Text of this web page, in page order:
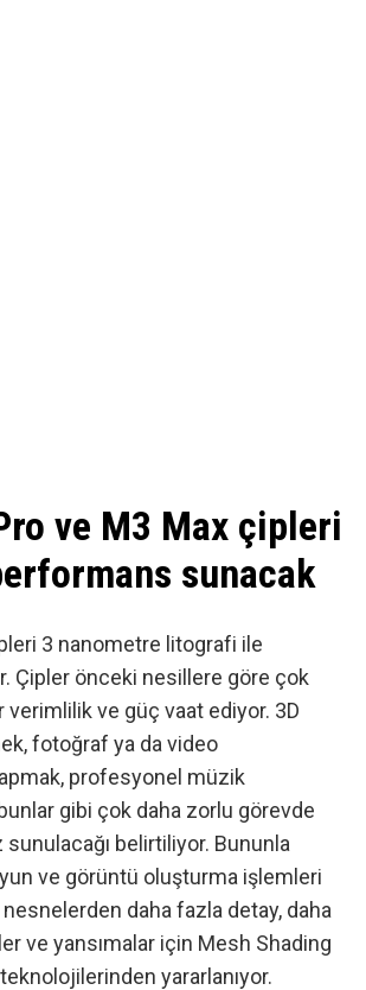
ve M3 Max çipleri
sunacak
3 nanometre litografi ile
Çipler önceki nesillere göre çok
verimlilik ve güç vaat ediyor. 3D
fotoğraf ya da video
profesyonel müzik
gibi çok daha zorlu görevde
sunulacağı belirtiliyor. Bununla
ve görüntü oluşturma işlemleri
nesnelerden daha fazla detay, daha
ve yansımalar için Mesh Shading
yararlanıyor.